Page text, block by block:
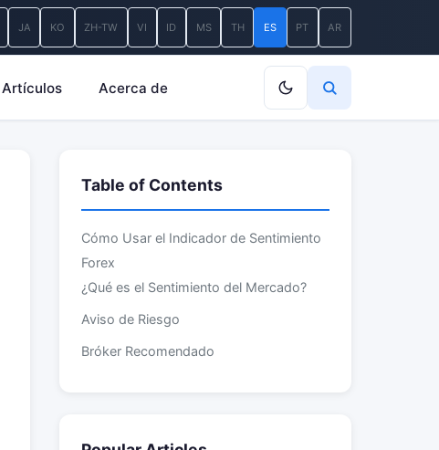
JA KO ZH-TW VI ID MS TH ES PT AR
Artículos Acerca de
Table of Contents
Cómo Usar el Indicador de Sentimiento
Forex
¿Qué es el Sentimiento del Mercado?
Aviso de Riesgo
Bróker Recomendado